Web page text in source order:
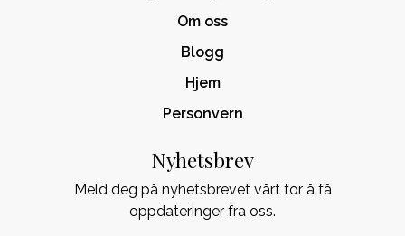
Om oss
Blogg
Hjem
Personvern
Nyhetsbrev
Meld deg på nyhetsbrevet vårt for å få
oppdateringer fra oss.